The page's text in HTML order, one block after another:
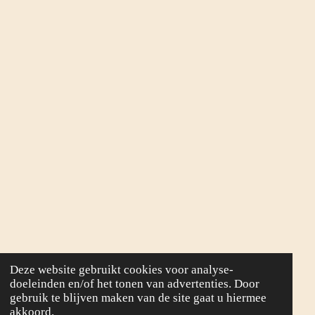
Deze website gebruikt cookies voor analyse-
doeleinden en/of het tonen van advertenties. Door
gebruik te blijven maken van de site gaat u hiermee
akkoord.